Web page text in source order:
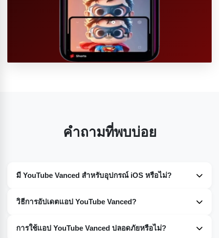
คำถามที่พบบ่อย
มี YouTube Vanced สำหรับอุปกรณ์ iOS หรือไม่?
เวอร์ชันสำหรับอุปกรณ์ iOS ขณะนี้มีให้บริการเฉพาะสำหรับ
วิธีการอัปเดตแอป YouTube Vanced?
อย่างง่ายดาย ผมได้อธิบายขั้นตอนทั้งหมดอย่างละเอียดใน
การใช้แอป YouTube Vanced ปลอดภัยหรือไม่?